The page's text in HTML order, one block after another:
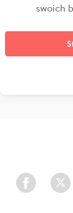
swoich
Facebook Twitter